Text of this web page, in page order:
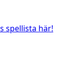
spellista här!